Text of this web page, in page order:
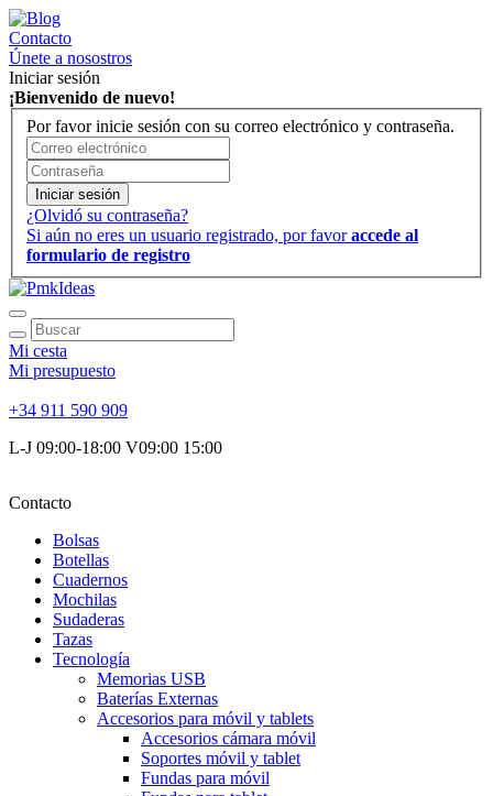
Contacto
Únete a nosostros
Iniciar sesión
¡Bienvenido de nuevo!
Por favor inicie sesión con su correo electrónico y contraseña.
Iniciar sesión
¿Olvidó su contraseña?
Si aún no eres un usuario registrado, por favoraccede al
formulario de registro
Mi cesta
Mi presupuesto
+34 911 590 909
L-J 09:00-18:00 V09:00 15:00
Contacto
Bolsas
Botellas
Cuadernos
Mochilas
Sudaderas
Tazas
Tecnología
Memorias USB
Baterías Externas
Accesorios para móvil y tablets
Accesorios cámara móvil
Soportes móvil y tablet
Fundas para móvil